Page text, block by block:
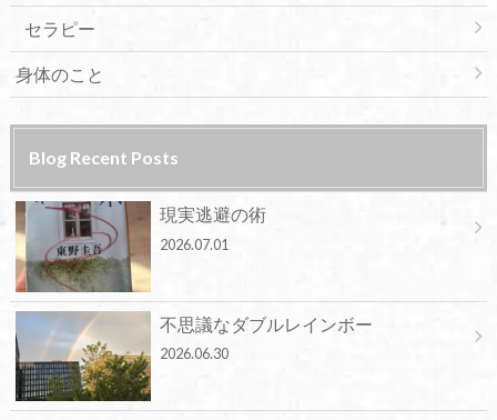
セラピー
身体のこと
Blog Recent Posts
現実逃避の術
2026.07.01
不思議なダブルレインボー
2026.06.30